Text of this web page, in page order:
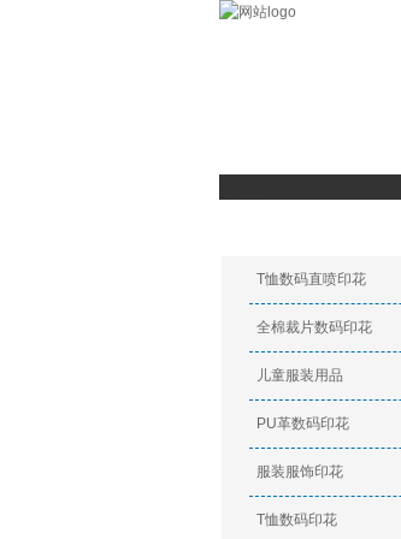
T恤数码直喷印花
全棉裁片数码印花
儿童服装用品
PU革数码印花
服装服饰印花
T恤数码印花